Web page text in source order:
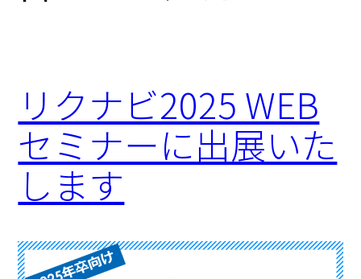
リクナビ2025 WEB
セミナーに出展いた
します